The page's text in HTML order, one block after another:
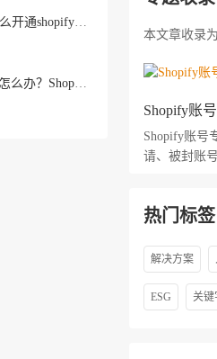
Shopify运营工作内容有哪些,shopify卖家怎么开通shopify pay
【Shopify小白系列】Shopify账户忘记密码怎么办？Shopify密码重置&amp;应用介绍
本文章收录
Shopify账号
Shopify账号
请、被封账
热门标签
解决方案
ESG 关键